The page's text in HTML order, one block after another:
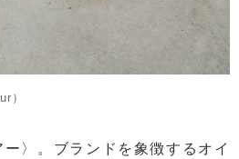
）
〉。ブランドを象徴するオイ